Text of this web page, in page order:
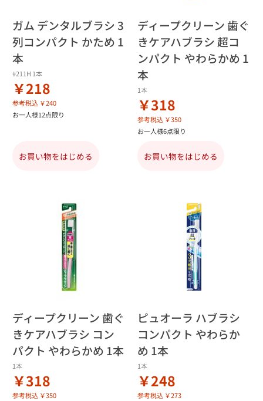
ガム デンタルブラシ 3
列コンパクト かため 1
本
#211H 1本
￥218
参考税込 ￥240
お一人様12点限り
お買い物をはじめる
ディープクリーン 歯ぐ
きケアハブラシ 超コ
ンパクト やわらかめ 1
本
1本
￥318
参考税込 ￥350
お一人様6点限り
お買い物をはじめる
ディープクリーン 歯ぐ
きケアハブラシ コン
パクト やわらかめ 1本
1本
￥318
参考税込 ￥350
ピュオーラ ハブラシ
コンパクト やわらか
め 1本
1本
￥248
参考税込 ￥273